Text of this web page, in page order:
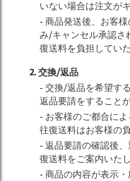
いない場合は注文が
- 商品発送後、お客
み/キャンセル承認さ
復送料を負担してい
2. 交換/返品
- 交換/返品を希望す
返品要請をすること
- お客様のご都合に
往復送料はお客様の
- 返品要請の確認後
復送料をご案内いたし
- 商品の内容が表示